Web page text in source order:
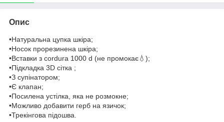
Опис
•Натуральна цупка шкіра;
•Носок прорезинена шкіра;
•Вставки з cordura 1000 d (не промокає💧);
•Підкладка 3D сітка ;
•З супінатором;
•Є клапан;
•Посилена устілка, яка не розмокне;
•Можливо добавити герб на язичок;
•Трекінгова підошва.